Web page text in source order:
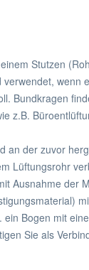
Stutzen
Bundkragen
z.B.
an der zuvor
Lüftungsrohr
Ausnahme der
Bogen mit
Sie als